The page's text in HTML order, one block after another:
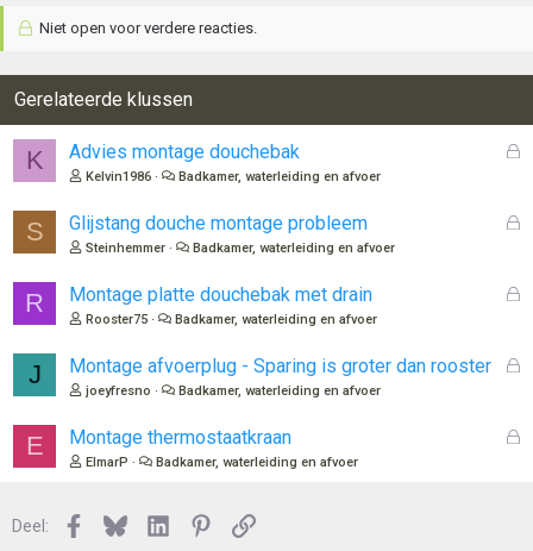
Niet open voor verdere reacties.
Gerelateerde klussen
K
G
n
Advies montage douchebak
Kelvin1986 Badkamer, waterleiding en afvoer
S
G
n
Glijstang douche montage probleem
Steinhemmer Badkamer, waterleiding en afvoer
R
G
n
Montage platte douchebak met drain
Rooster75 Badkamer, waterleiding en afvoer
J
G
Montage afvoerplug - Sparing is groter dan rooster
joeyfresno Badkamer, waterleiding en afvoer
E
G
Montage thermostaatkraan
ElmarP Badkamer, waterleiding en afvoer
Deel: Facebook
BlueskyLinkedInPinterest
Link